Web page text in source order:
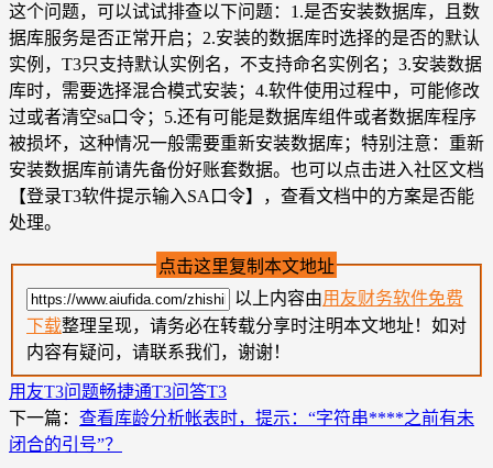
这个问题，可以试试排查以下问题：1.是否安装数据库，且数
据库服务是否正常开启；2.安装的数据库时选择的是否的默认
实例，T3只支持默认实例名，不支持命名实例名；3.安装数据
库时，需要选择混合模式安装；4.软件使用过程中，可能修改
过或者清空sa口令；5.还有可能是数据库组件或者数据库程序
被损坏，这种情况一般需要重新安装数据库；特别注意：重新
安装数据库前请先备份好账套数据。也可以点击进入社区文档
【登录T3软件提示输入SA口令】，查看文档中的方案是否能
处理。
点击这里复制本文地址
以上内容由用友财务软件免费
下载整理呈现，请务必在转载分享时注明本文地址！如对
内容有疑问，请联系我们，谢谢！
用友T3问题畅捷通T3问答T3
下一篇： 查看库龄分析帐表时，提示：“字符串****之前有未
闭合的引号”？